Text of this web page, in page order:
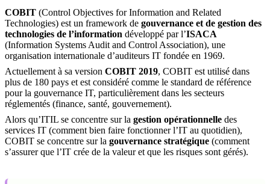
COBIT (Control Objectives for Information and Related
Technologies) est un framework de gouvernance et de gestion des
technologies de l’information développé par l’ISACA
(Information Systems Audit and Control Association), une
organisation internationale d’auditeurs IT fondée en 1969.
Actuellement à sa version COBIT 2019, COBIT est utilisé dans
plus de 180 pays et est considéré comme le standard de référence
pour la gouvernance IT, particulièrement dans les secteurs
réglementés (finance, santé, gouvernement).
Alors qu’ITIL se concentre sur la gestion opérationnelle des
services IT (comment bien faire fonctionner l’IT au quotidien),
COBIT se concentre sur la gouvernance stratégique (comment
s’assurer que l’IT crée de la valeur et que les risques sont gérés).